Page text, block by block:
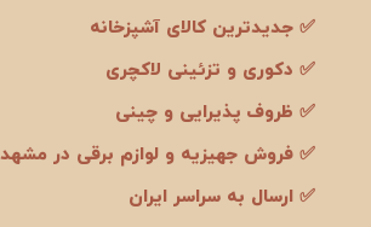
✅ جدیدترین کالای آشپزخانه
✅ دکوری و تزئینی لاکچری
✅ ظروف پذیرایی و چینی
✅ فروش جهیزیه و لوازم برقی در مشهد
✅ ارسال به سراسر ایران